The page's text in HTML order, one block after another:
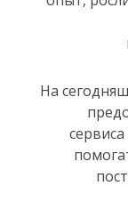
На